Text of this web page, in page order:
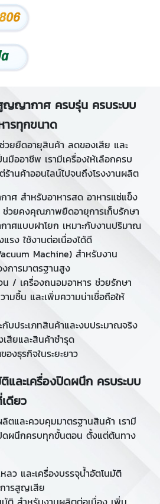
ญญากาศ ครบรุ่น ครบระบบ
ารทุกขนาด
ยยืดอายุสินค้า ลดของเสีย และ
ออาชีพ เรามีเครื่องให้เลือกครบ
านค้าออนไลน์ไปจนถึงโรงงานผลิต
ศ สำหรับอาหารสด อาหารแช่แข็ง
ช่วยคงคุณภาพยืดอายุการเก็บรักษา
ศแบบฝาโยก เหมาะกับงานปริมาณ
รง ใช้งานต่อเนื่องได้ดี
Machine) สำหรับงาน
การมาตรฐานสูง
น / เครื่องถนอมอาหาร ช่วยรักษา
มชื้น และเพิ่มความน่าเชื่อถือให้
กับประเภทสินค้าและงบประมาณจริง
สียและสินค้าชำรุด
องธุรกิจในระยะยาว
และเครื่องปิดผนึก ครบระบบ
ดียว
ตและควบคุมมาตรฐานสินค้า เรามี
ปิดผนึกครบทุกขั้นตอน ตั้งแต่ต้นทาง
ลว และเครื่องบรรจุน้ำอัตโนมัติ
ารสูญเสีย